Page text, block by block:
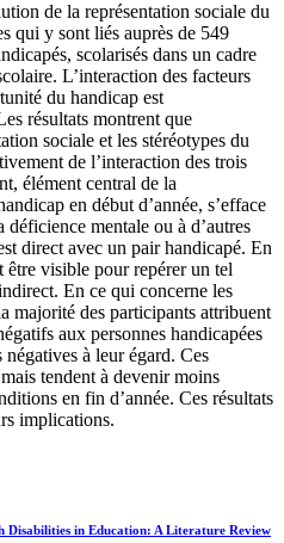
de la représentation sociale du
qui y sont liés auprès de 549
scolarisés dans un cadre
L’interaction des facteurs
du handicap est
résultats montrent que
sociale et les stéréotypes du
de l’interaction des trois
élément central de la
en début d’année, s’efface
mentale ou à d’autres
direct avec un pair handicapé. En
visible pour repérer un tel
En ce qui concerne les
majorité des participants attribuent
aux personnes handicapées
à leur égard. Ces
tendent à devenir moins
en fin d’année. Ces résultats
implications.
Disabilities in Education: A Literature Review